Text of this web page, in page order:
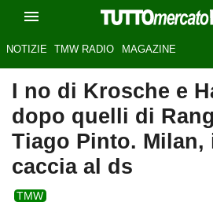
NOTIZIE TMW RADIO MAGAZINE
I no di Krosche e
dopo quelli di
Tiago Pinto.
caccia al ds
TMW